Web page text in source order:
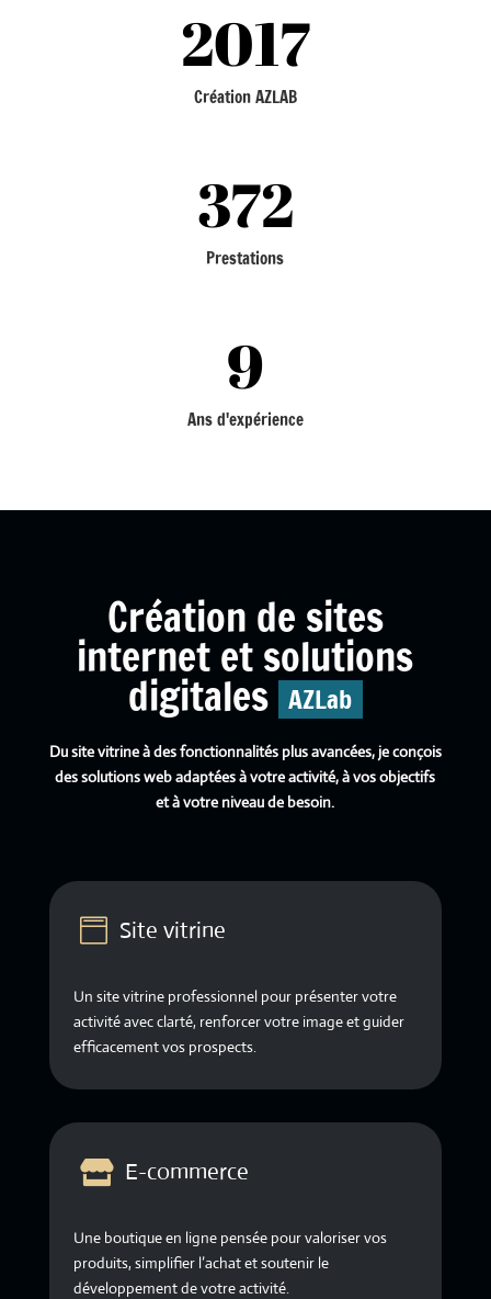
2017
Création AZLAB
372
Prestations
9
Ans d'expérience
Création de sites
internet et solutions
digitales AZLab
Du site vitrine à des fonctionnalités plus avancées, je conçois
des solutions web adaptées à votre activité, à vos objectifs
et à votre niveau de besoin.
 Site vitrine
Un site vitrine professionnel pour présenter votre
activité avec clarté, renforcer votre image et guider
efficacement vos prospects.
 E-commerce
Une boutique en ligne pensée pour valoriser vos
produits, simplifier l’achat et soutenir le
développement de votre activité.